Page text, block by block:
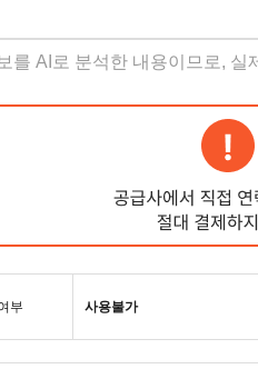
를 AI로 분석한 내용이므로,
부 사용불가